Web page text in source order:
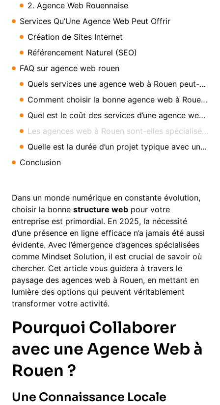
2. Agence Web Rouennaise
Services Qu’Une Agence Web Peut Offrir
Création de Sites Internet
Référencement Naturel (SEO)
FAQ sur agence web rouen
Quels services une agence web à Rouen peut-elle proposer ?
Comment choisir la bonne agence web à Rouen ?
Quel est le coût des services d’une agence web à Rouen ?
Les agences web à Rouen sont-elles spécialisées dans le SEO ?
Quelle est la durée d’un projet typique avec une agence web ?
Conclusion
Dans un monde numérique en constante évolution,
choisir la bonne structure web pour votre
entreprise est primordial. En 2025, la nécessité
d’une présence en ligne efficace n’a jamais été aussi
évidente. Avec l’émergence d’agences spécialisées
comme Mindset Solution, il est crucial de savoir où
chercher. Cet article vous guidera à travers le
paysage des agences web à Rouen, en mettant en
lumière des options qui peuvent véritablement
transformer votre activité.
Pourquoi Collaborer
avec une Agence Web à
Rouen ?
Une Connaissance Locale